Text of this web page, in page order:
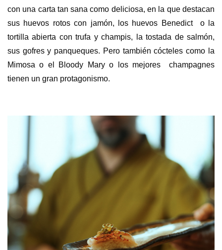
con una carta tan sana como deliciosa, en la que destacan
sus huevos rotos con jamón, los huevos Benedict
o la
tortilla abierta con trufa y champis, la tostada de salmón,
sus gofres y panqueques. Pero también cócteles como la
Mimosa o el Bloody Mary o los mejores
champagnes
tienen un gran protagonismo.